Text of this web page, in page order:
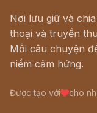
Nơi lưu giữ và
thoại và truyền
Mỗi câu chuyện
niềm cảm hứng.
Được tạo với cho